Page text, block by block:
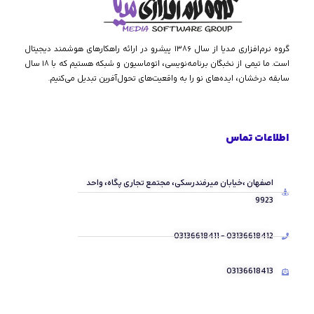
گروه نرم‌افزاری مدیا از سال ۱۳۸۶ پیشرو در ارائه راهکارهای هوشمند دیجیتال
است. ما تیمی از نخبگان برنامه‌نویسی، اتوماسیون و شبکه هستیم که با ۱۸ سال
سابقه درخشان، ایده‌های نو را به واقعیت‌های تحول‌آفرین تبدیل می‌کنیم.
اطلاعات تماس
اصفهان ،خیابان میرفندرسکی، مجتمع تجاری پگاه، واحد
9923
03136618412 - 03136618411
03136618413